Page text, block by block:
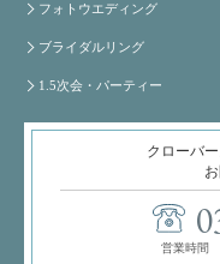
フォトウエディング
ブライダルリング
1.5次会・パーティー
クローバ
営業時間